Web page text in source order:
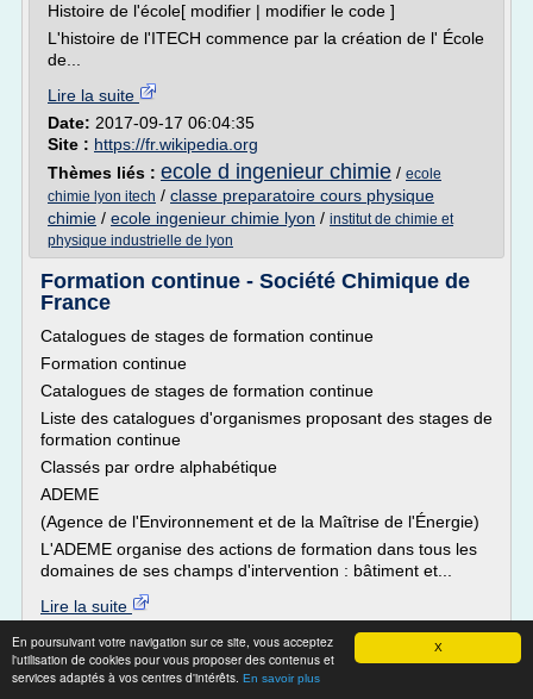
X
En poursuivant votre navigation sur ce site, vous acceptez
l'utilisation de cookies pour vous proposer des contenus et
services adaptés à vos centres d'intérêts. En savoir plus
Histoire de l'école[ modifier | modifier le code ]
L'histoire de l'ITECH commence par la création de l' École
de...
Lire la suite
Date: 2017-09-17 06:04:35
Site : https://fr.wikipedia.org
Thèmes liés : ecole d ingenieur chimie / ecole
chimie lyon itech / classe preparatoire cours physique
chimie / ecole ingenieur chimie lyon / institut de chimie et
physique industrielle de lyon
Formation continue - Société Chimique de
France
Catalogues de stages de formation continue
Formation continue
Catalogues de stages de formation continue
Liste des catalogues d'organismes proposant des stages de
formation continue
Classés par ordre alphabétique
ADEME
(Agence de l'Environnement et de la Maîtrise de l'Énergie)
L'ADEME organise des actions de formation dans tous les
domaines de ses champs d'intervention : bâtiment et...
Lire la suite
Site : http://www.societechimiquedefrance.fr